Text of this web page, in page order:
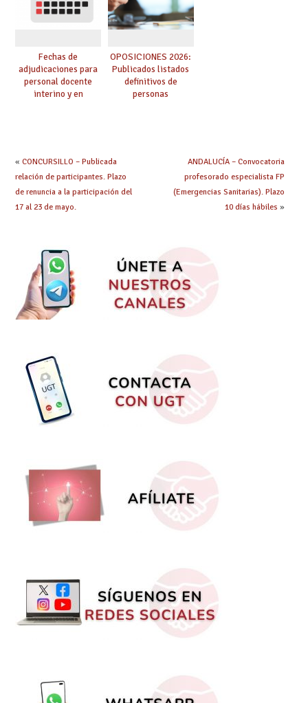
Fechas de
adjudicaciones para
personal docente
interino y en
OPOSICIONES 2026:
Publicados listados
definitivos de
personas
« CONCURSILLO – Publicada
relación de participantes. Plazo
de renuncia a la participación del
17 al 23 de mayo.
ANDALUCÍA – Convocatoria
profesorado especialista FP
(Emergencias Sanitarias). Plazo
10 días hábiles »